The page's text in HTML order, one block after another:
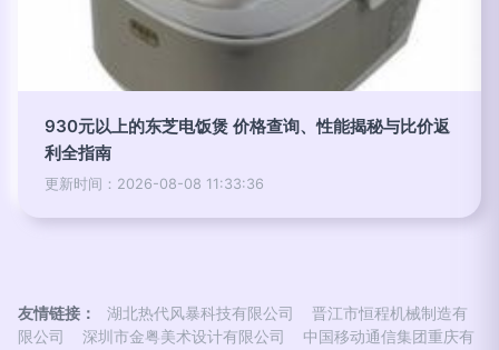
930元以上的东芝电饭煲 价格查询、性能揭秘与比价返
利全指南
更新时间：2026-08-08 11:33:36
友情链接： 湖北热代风暴科技有限公司
晋江市恒程机械制造有
限公司
深圳市金粤美术设计有限公司
中国移动通信集团重庆有